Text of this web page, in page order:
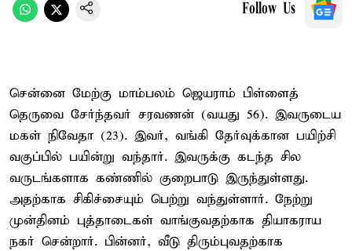
Follow Us
சென்னை மேற்கு மாம்பலம் ஜெயராம் பிள்ளைத்
தெருவை சேர்ந்தவர் சரவணன் (வயது 56). இவருடைய
மகள் நிவேதா (23). இவர், வங்கி தேர்வுக்கான பயிற்சி
வகுப்பில் பயின்று வந்தார். இவருக்கு கடந்த சில
வருடங்களாக கண்ணில் குறைபாடு இருந்துள்ளது.
அதற்காக சிகிச்சையும் பெற்று வந்துள்ளார். நேற்று
முன்தினம் புத்தாடைகள் வாங்குவதற்காக தியாகராய
நகர் சென்றார். பின்னர், வீடு திரும்புவதற்காக